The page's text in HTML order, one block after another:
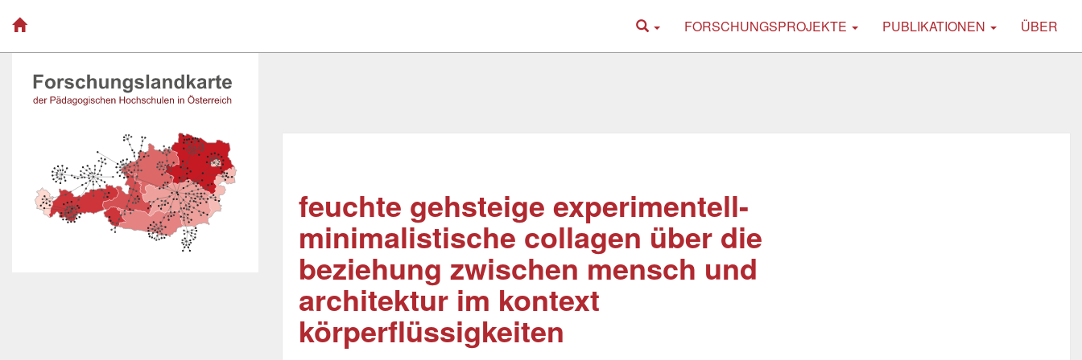
FORSCHUNGSPROJEKTE PUBLIKATIONEN ÜBER
feuchte gehsteige experimentell-
minimalistische collagen über die
beziehung zwischen mensch und
architektur im kontext
körperflüssigkeiten